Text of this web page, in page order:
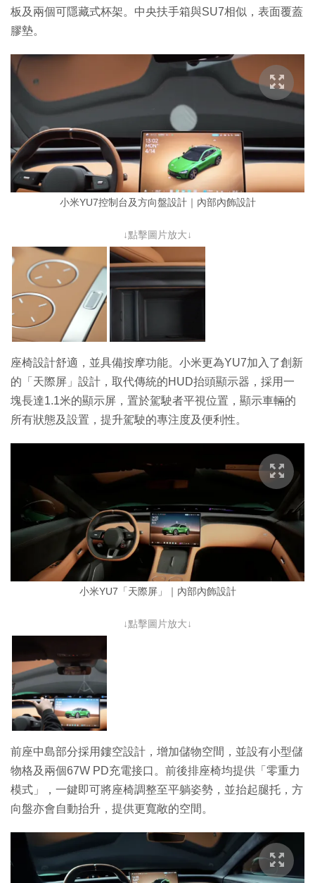
板及兩個可隱藏式杯架。中央扶手箱與SU7相似，表面覆蓋
膠墊。
小米YU7控制台及方向盤設計｜內部內飾設計
↓點擊圖片放大↓
座椅設計舒適，並具備按摩功能。小米更為YU7加入了創新
的「天際屏」設計，取代傳統的HUD抬頭顯示器，採用一
塊長達1.1米的顯示屏，置於駕駛者平視位置，顯示車輛的
所有狀態及設置，提升駕駛的專注度及便利性。
小米YU7「天際屏」｜內部內飾設計
↓點擊圖片放大↓
前座中島部分採用鏤空設計，增加儲物空間，並設有小型儲
物格及兩個67W PD充電接口。前後排座椅均提供「零重力
模式」，一鍵即可將座椅調整至平躺姿勢，並抬起腿托，方
向盤亦會自動抬升，提供更寬敞的空間。